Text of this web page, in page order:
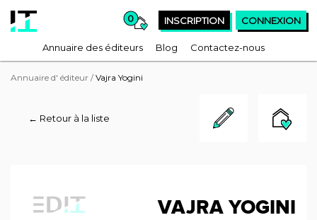
0 INSCRIPTION CONNEXION
Annuaire des éditeurs Blog Contactez-nous
Annuaire d' éditeur /Vajra Yogini
← Retour à la liste
VAJRA YOGINI